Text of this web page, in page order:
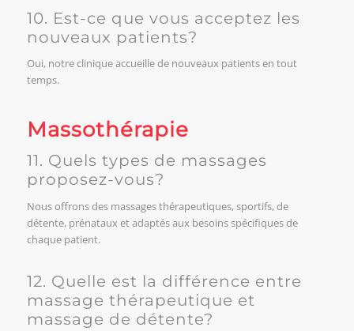
10. Est-ce que vous acceptez les
nouveaux patients?
Oui, notre clinique accueille de nouveaux patients en tout
temps.
Massothérapie
11. Quels types de massages
proposez-vous?
Nous offrons des massages thérapeutiques, sportifs, de
détente, prénataux et adaptés aux besoins spécifiques de
chaque patient.
12. Quelle est la différence entre
massage thérapeutique et
massage de détente?